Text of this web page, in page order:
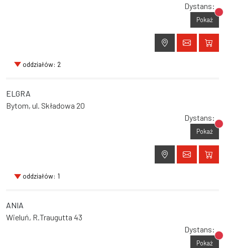
Dystans:
Pokaż
oddziałów: 2
ELGRA
Bytom, ul. Składowa 20
Dystans:
Pokaż
oddziałów: 1
ANIA
Wieluń, R.Traugutta 43
Dystans:
Pokaż